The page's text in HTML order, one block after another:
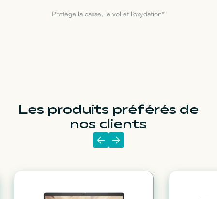
Protège la casse, le vol et l’oxydation*
Les produits préférés de
nos clients